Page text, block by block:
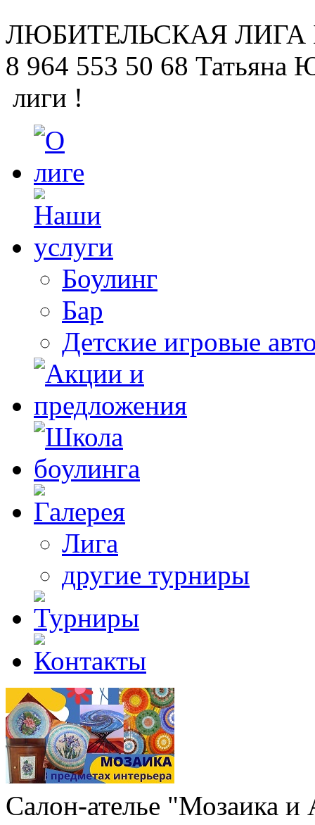
ЛЮБИТЕЛЬСКАЯ ЛИГА
8 964 553 50 68 Татьяна
лиги !
Боулинг
Бар
Детские игровые
Лига
другие турниры
Салон-ателье "Мозаика